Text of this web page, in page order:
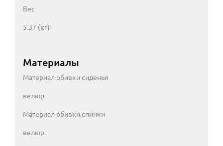
Вес
5.37 (кг)
Материалы
Материал обивки сиденья
велюр
Материал обивки спинки
велюр